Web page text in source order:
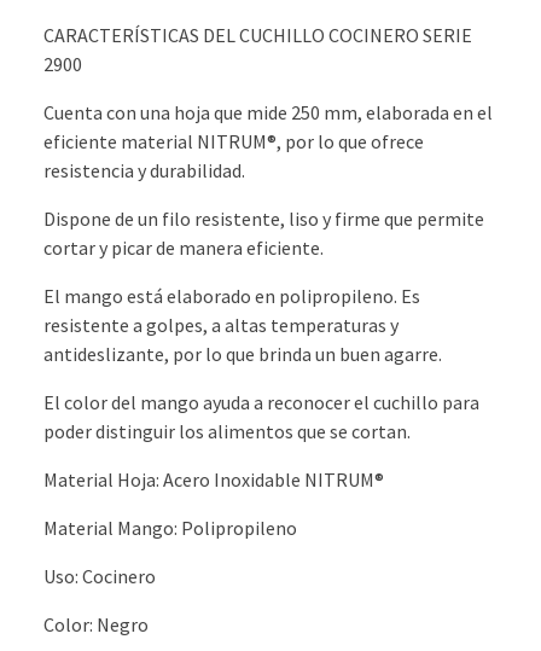
CARACTERÍSTICAS DEL CUCHILLO COCINERO SERIE
2900
Cuenta con una hoja que mide 250 mm, elaborada en el
eficiente material NITRUM®, por lo que ofrece
resistencia y durabilidad.
Dispone de un filo resistente, liso y firme que permite
cortar y picar de manera eficiente.
El mango está elaborado en polipropileno. Es
resistente a golpes, a altas temperaturas y
antideslizante, por lo que brinda un buen agarre.
El color del mango ayuda a reconocer el cuchillo para
poder distinguir los alimentos que se cortan.
Material Hoja: Acero Inoxidable NITRUM®
Material Mango: Polipropileno
Uso: Cocinero
Color: Negro